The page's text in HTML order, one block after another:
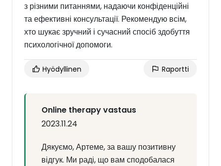
з різними питаннями, надаючи конфіденційні
та ефективні консультації. Рекомендую всім,
хто шукає зручний і сучасний спосіб здобуття
психологічної допомоги.
Hyödyllinen Raportti
Online therapy vastaus
2023.11.24
Дякуємо, Артеме, за вашу позитивну
відгук. Ми раді, що вам сподобалася